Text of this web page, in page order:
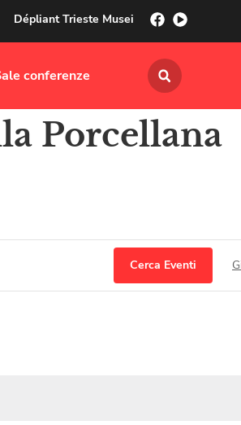
Dépliant Trieste Musei
conferenze
Porcellana
Cerca Eventi